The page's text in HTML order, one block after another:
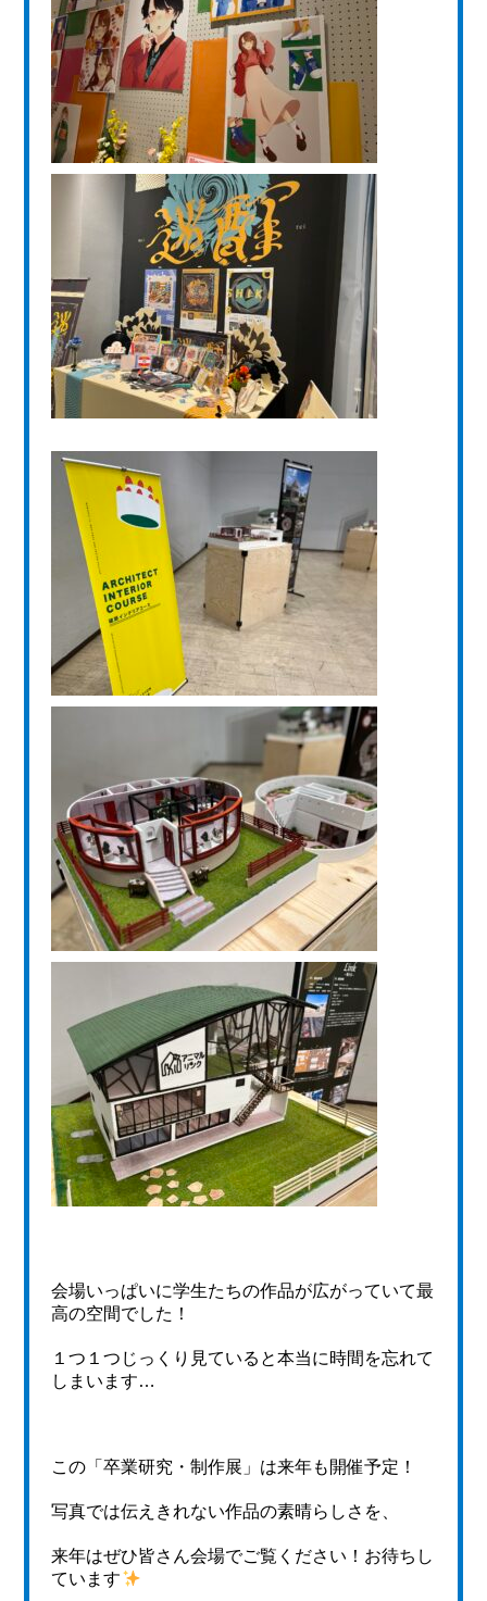
会場いっぱいに学生たちの作品が広がっていて最
高の空間でした！
１つ１つじっくり見ていると本当に時間を忘れて
しまいます…
この「卒業研究・制作展」は来年も開催予定！
写真では伝えきれない作品の素晴らしさを、
来年はぜひ皆さん会場でご覧ください！お待ちし
ています